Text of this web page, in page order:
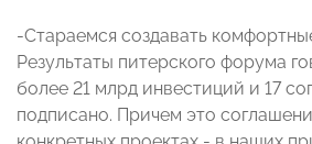
-Стараемся создавать
Результаты питерского форума
более 21 млрд инвестиций и 17
подписано. Причем это